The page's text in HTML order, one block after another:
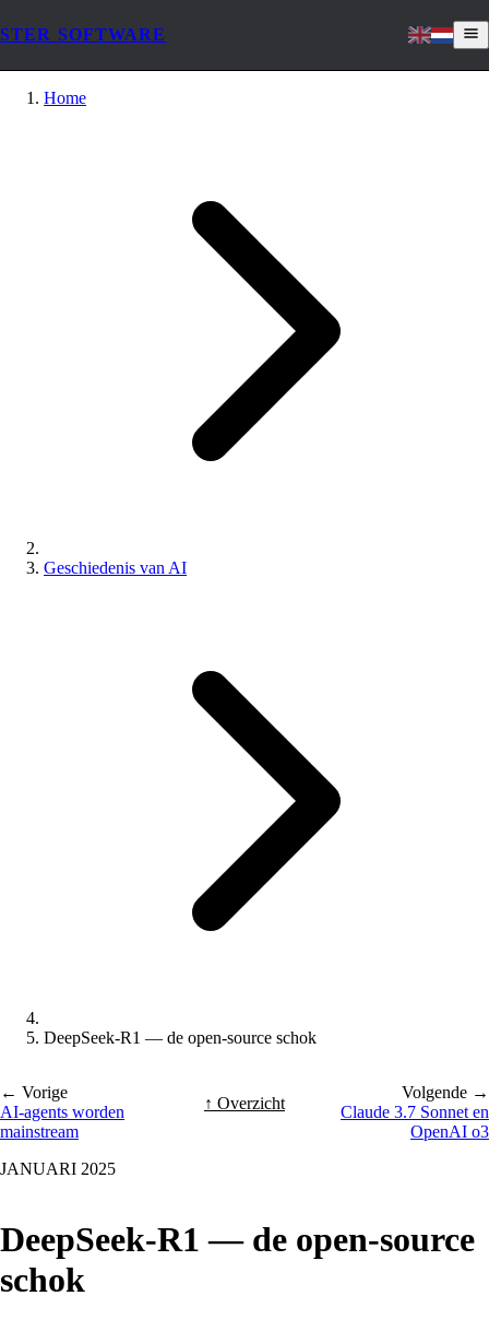
STER SOFTWARE
Home
Geschiedenis van AI
DeepSeek-R1 — de open-source schok
← Vorige
AI-agents worden
mainstream
↑ Overzicht
Volgende →
Claude 3.7 Sonnet en
OpenAI o3
JANUARI 2025
DeepSeek-R1 — de open-source
schok